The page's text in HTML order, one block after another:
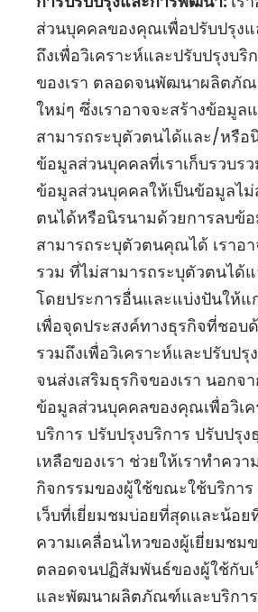
ส่วนบุคคลของคุณเพื่อปรับปรุง
ถึงเพื่อวิเคราะห์และปรับปรุงบริ
ของเรา ตลอดจนพัฒนาผลิตภั
ใหม่ๆ ซึ่งเราอาจจะสร้างข้อมูล
สามารถระบุตัวตนได้และ/หรือ
ข้อมูลส่วนบุคคลที่เราเก็บรวบรว
ข้อมูลส่วนบุคคลให้เป็นข้อมูลไม่
ตนได้หรือนิรนามด้วยการลบข้
สามารถระบุตัวตนคุณได้ เราอ
รวม ที่ไม่สามารถระบุตัวตนได้
โดยประการอื่นและแบ่งปันให้
เพื่อจุดประสงค์ทางธุรกิจที่ชอบ
รวมถึงเพื่อวิเคราะห์และปรับปรุ
จนส่งเสริมธุรกิจของเรา นอกจ
ข้อมูลส่วนบุคคลของคุณเพื่อวิเค
บริการ ปรับปรุงบริการ ปรับปรุ
เหลือของเรา ช่วยให้เราทำควา
กิจกรรมของผู้ใช้ขณะใช้บริกา
เว็บที่เยี่ยมชมบ่อยที่สุดและน้อย
ความเคลื่อนไหวของผู้เยี่ยมชม
ตลอดจนปฏิสัมพันธ์ของผู้ใช้กับเ
และพัฒนาผลิตภัณฑ์และบริกา